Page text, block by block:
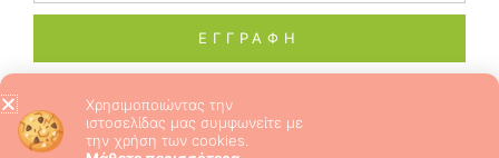
ΕΓΓΡΑΦΗ
© 2026 ALL RIGHTS RESERVED​
Χρησιμοποιώντας την
ιστοσελίδας μας συμφωνείτε με
την χρήση των cookies.